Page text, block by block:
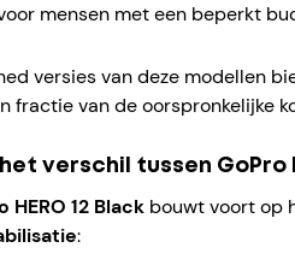
mensen met een beperkt
versies van deze modellen
fractie van de oorspronkelijke
verschil tussen GoPro
HERO 12 Black bouwt voort op
: